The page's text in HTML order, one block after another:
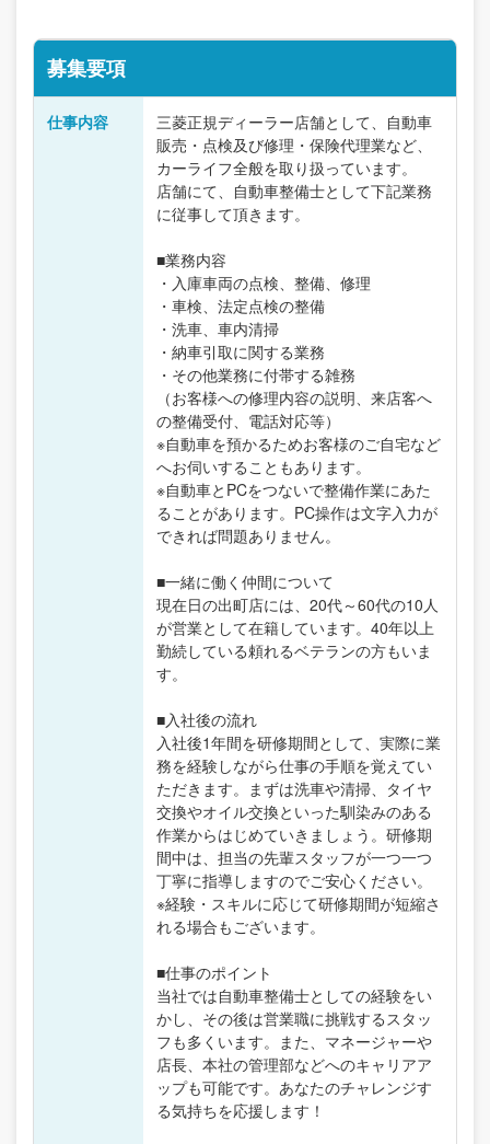
募集要項
仕事内容
三菱正規ディーラー店舗として、自動車
販売・点検及び修理・保険代理業など、
カーライフ全般を取り扱っています。
店舗にて、自動車整備士として下記業務
に従事して頂きます。
■業務内容
・入庫車両の点検、整備、修理
・車検、法定点検の整備
・洗車、車内清掃
・納車引取に関する業務
・その他業務に付帯する雑務
（お客様への修理内容の説明、来店客へ
の整備受付、電話対応等）
※自動車を預かるためお客様のご自宅など
へお伺いすることもあります。
※自動車とPCをつないで整備作業にあた
ることがあります。PC操作は文字入力が
できれば問題ありません。
■一緒に働く仲間について
現在日の出町店には、20代～60代の10人
が営業として在籍しています。40年以上
勤続している頼れるベテランの方もいま
す。
■入社後の流れ
入社後1年間を研修期間として、実際に業
務を経験しながら仕事の手順を覚えてい
ただきます。まずは洗車や清掃、タイヤ
交換やオイル交換といった馴染みのある
作業からはじめていきましょう。研修期
間中は、担当の先輩スタッフが一つ一つ
丁寧に指導しますのでご安心ください。
※経験・スキルに応じて研修期間が短縮さ
れる場合もございます。
■仕事のポイント
当社では自動車整備士としての経験をい
かし、その後は営業職に挑戦するスタッ
フも多くいます。また、マネージャーや
店長、本社の管理部などへのキャリアア
ップも可能です。あなたのチャレンジす
る気持ちを応援します！